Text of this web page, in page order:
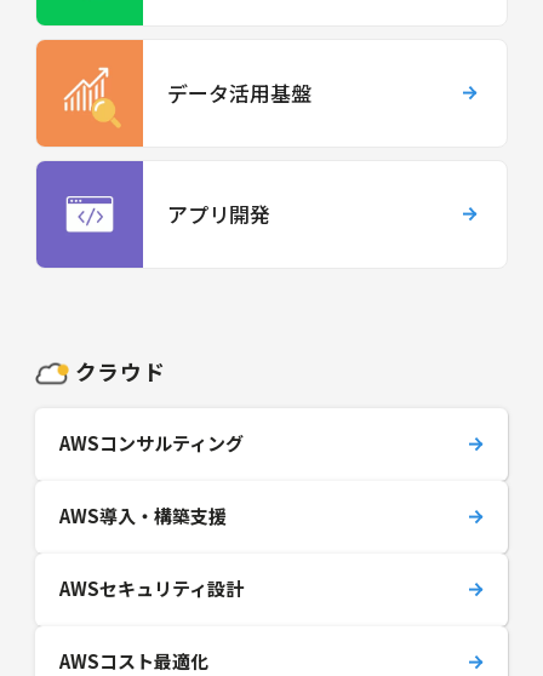
データ活用基盤
アプリ開発
クラウド
AWSコンサルティング
AWS導入・構築支援
AWSセキュリティ設計
AWSコスト最適化